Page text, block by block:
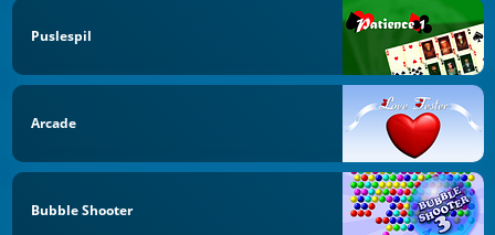
Puslespil
Arcade
Bubble Shooter